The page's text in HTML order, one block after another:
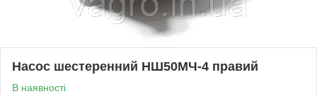
Насос шестеренний НШ50МЧ-4 правий
В наявності